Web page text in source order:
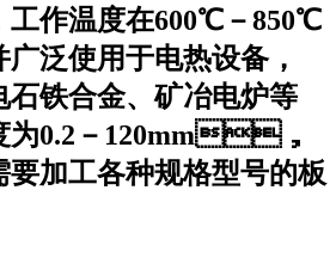
，工作温度在600℃－850℃
广泛使用于电热设备，
铁合金、矿冶电炉等
为0.2－120mm，
要加工各种规格型号的板